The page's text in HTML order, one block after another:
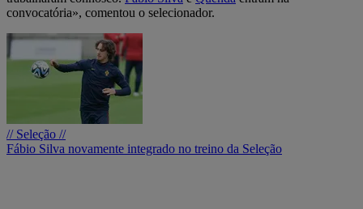
convocatória», comentou o selecionador.
// Seleção //
Fábio Silva novamente integrado no treino da Seleção